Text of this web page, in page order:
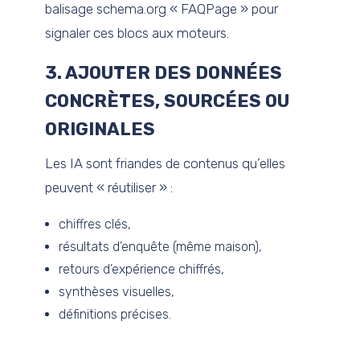
balisage schema.org « FAQPage » pour
signaler ces blocs aux moteurs.
3. AJOUTER DES DONNÉES
CONCRÈTES, SOURCÉES OU
ORIGINALES
Les IA sont friandes de contenus qu’elles
peuvent « réutiliser » :
chiffres clés,
résultats d’enquête (même maison),
retours d’expérience chiffrés,
synthèses visuelles,
définitions précises.